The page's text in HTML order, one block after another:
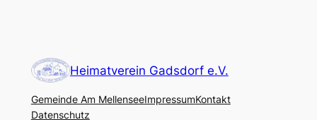
Heimatverein Gadsdorf e.V.
Gemeinde Am MellenseeImpressumKontakt
Datenschutz